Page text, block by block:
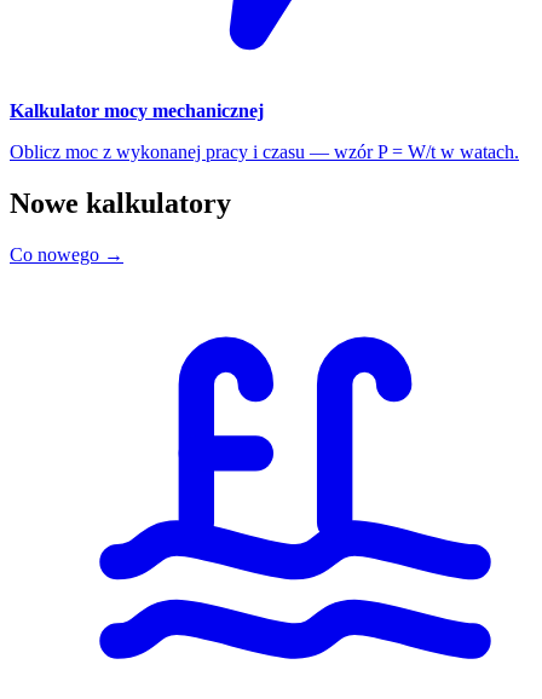
Kalkulator mocy mechanicznej
Oblicz moc z wykonanej pracy i czasu — wzór P = W/t w watach.
Nowe kalkulatory
Co nowego →